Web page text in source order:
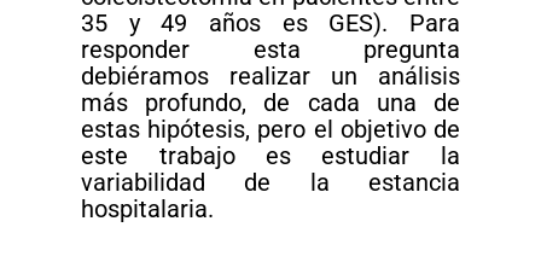
35 y 49 años es GES). Para
responder esta pregunta
debiéramos realizar un análisis
más profundo, de cada una de
estas hipótesis, pero el objetivo de
este trabajo es estudiar la
variabilidad de la estancia
hospitalaria.